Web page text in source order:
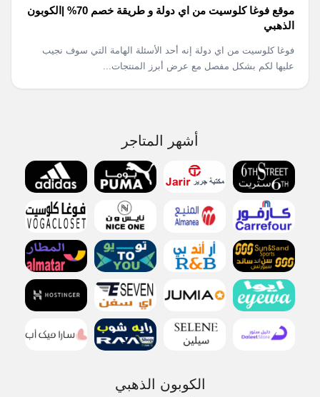
موقع فوغا كلوسيت من اي دولة و طريقة خصم 70% |الكوبون
الذهبي
فوغا كلوسيت من اي دولة إنه أحد الأسئلة الهامة التي سوف نجيب
عليها لكم بشكل مفصل مع عرض أبرز المنتجات...
أشهر المتاجر
الكوبون الذهبي